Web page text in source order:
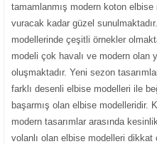
tamamlanmış modern koton
vuracak kadar güzel
modellerinde çeşitli örnekler
modeli çok havalı ve modern olan
oluşmaktadır. Yeni sezon
farklı desenli elbise modelleri ile
başarmış olan elbise modelleridir.
modern tasarımlar arasında
volanlı olan elbise modelleri dikkat